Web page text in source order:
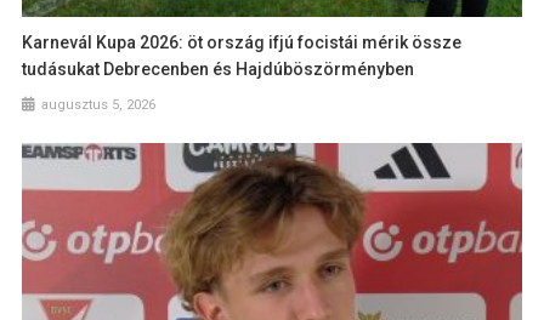
Karnevál Kupa 2026: öt ország ifjú focistái mérik össze
tudásukat Debrecenben és Hajdúböszörményben
augusztus 5, 2026